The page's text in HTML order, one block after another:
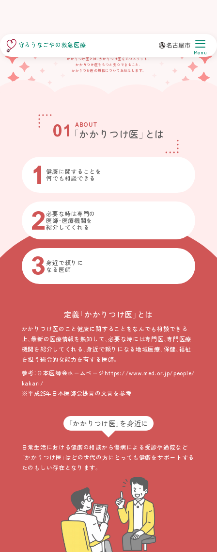
守ろうなごやの救急医療
Menu
「かかりつけ医」 ってなに?
かかりつけ医とは、かかりつけ医をもつメリット、
かかりつけ医をもつと安心できること、
かかりつけ医の機能についてお伝えします。
01 ABOUT
「かかりつけ医」とは
1健康に関することを
何でも相談できる
2必要な時は専門の
医師・医療機関を
紹介してくれる
3身近で頼りに
なる医師
定義「かかりつけ医」とは
かかりつけ医のこと健康に関することをなんでも相談できる
上、最新の医療情報を熟知して、必要な時には専門医、専門医療
機関を紹介してくれる、身近で頼りになる地域医療、保健、福祉
を担う総合的な能力を有する医師。
参考：日本医師会ホームページhttps://www.med.or.jp/people/
kakari/
※平成25年日本医師会提言の文言を参考
「かかりつけ医」を身近に
日常生活における健康の相談から傷病による受診や通院など
「かかりつけ医」はどの世代の方にとっても健康をサポートする
たのもしい存在となります。